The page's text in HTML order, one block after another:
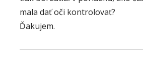
některých případech i bez
nitroočního tlaku a zahájit léčbu.
mít jistotu, že změny nejsou
oční chorobou.
mala dať oči kontrolovať?
Ďakujem.